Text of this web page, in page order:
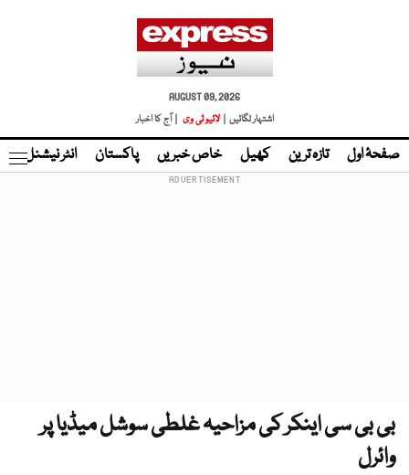
AUGUST 09, 2026
اشتہار لگائیں |
لائیو ٹی وی | آج کا اخبار
صفحۂ اول تازہ ترین کھیل خاص خبریں پاکستان انٹر نیشنل
بی بی سی اینکر کی مزاحیہ غلطی سوشل میڈیا پر
وائرل